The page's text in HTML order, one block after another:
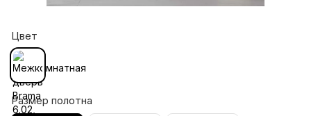
Цвет
Размер полотна